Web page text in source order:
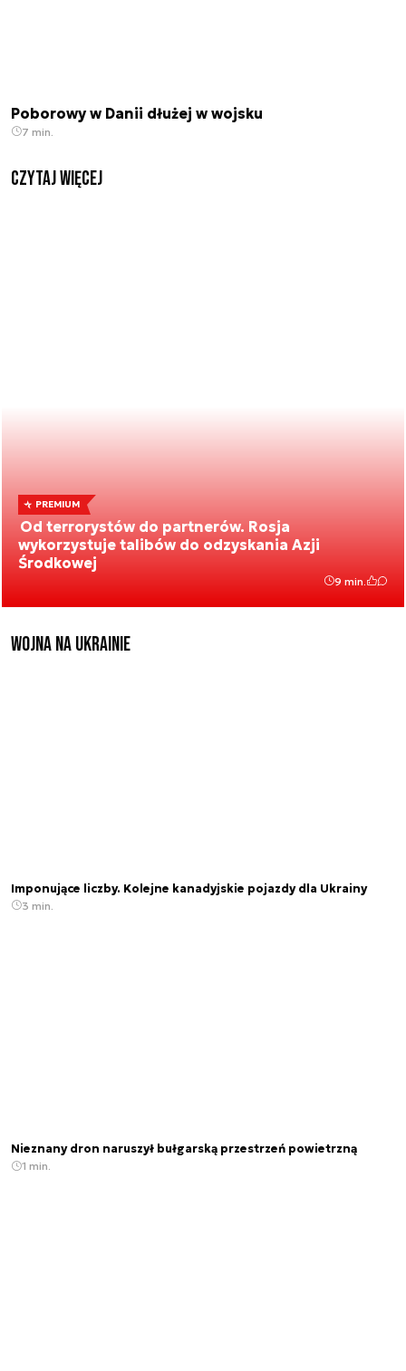
Poborowy w Danii dłużej w wojsku
7 min.
czytaj więcej
PREMIUM
Od terrorystów do partnerów. Rosja
wykorzystuje talibów do odzyskania Azji
Środkowej
9 min.
Wojna na Ukrainie
Imponujące liczby. Kolejne kanadyjskie pojazdy dla Ukrainy
3 min.
Nieznany dron naruszył bułgarską przestrzeń powietrzną
1 min.